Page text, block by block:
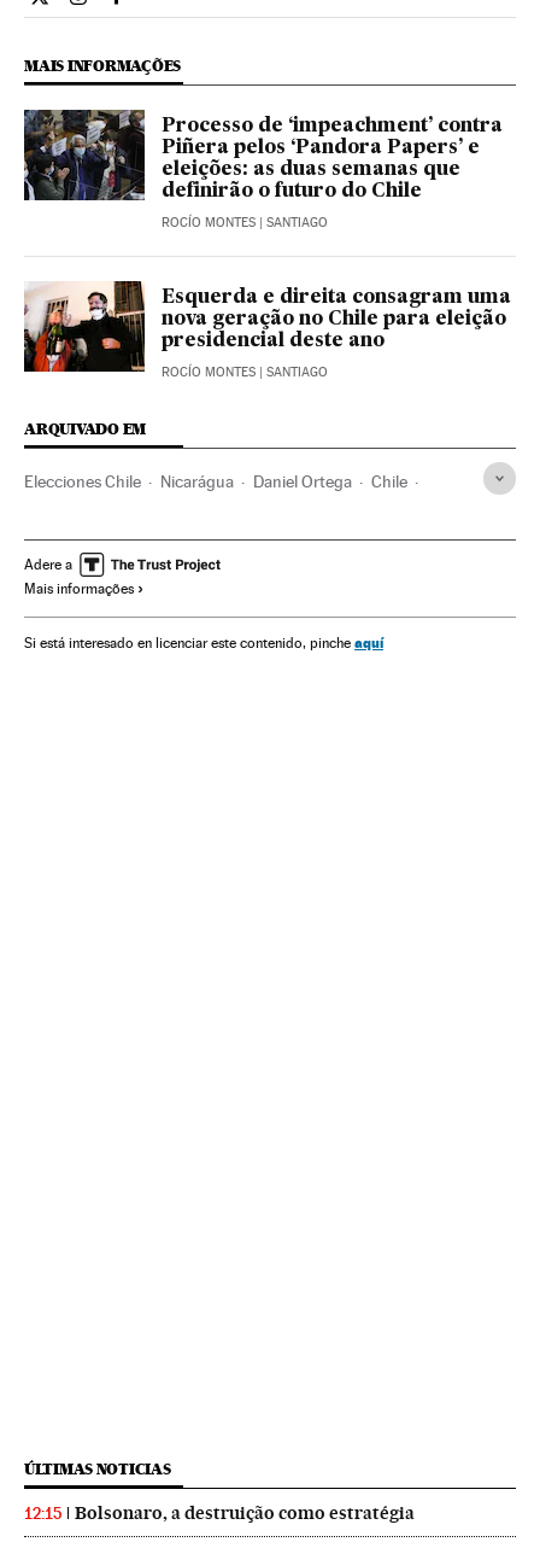
Internacional El País Brasil en Twitter
Internacional El País Brasil en Instagram
Internacional El País Brasil en Facebook
MAIS INFORMAÇÕES
Processo de ‘impeachment’ contra
Piñera pelos ‘Pandora Papers’ e
eleições: as duas semanas que
definirão o futuro do Chile
ROCÍO MONTES | SANTIAGO
Esquerda e direita consagram uma
nova geração no Chile para eleição
presidencial deste ano
ROCÍO MONTES | SANTIAGO
ARQUIVADO EM
Elecciones Chile Nicarágua Daniel Ortega Chile
Fraude eleitoral América
Adere a
Mais informações
Si está interesado en licenciar este contenido, pinche aquí
ÚLTIMAS NOTICIAS
12:15 Bolsonaro, a destruição como estratégia